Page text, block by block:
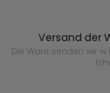
Versand der
Die Ware senden wir